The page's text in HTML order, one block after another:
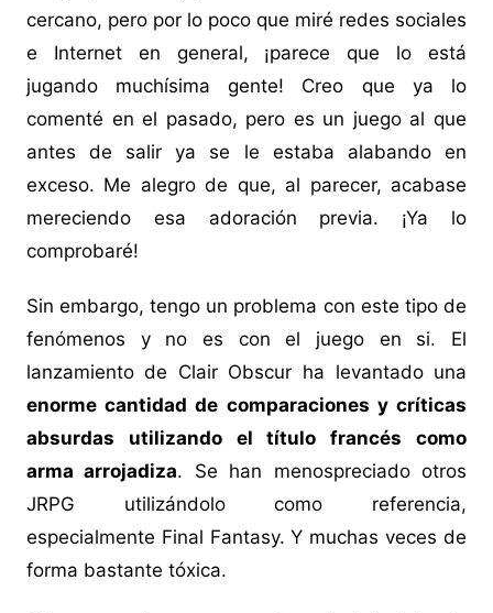
cercano, pero por lo poco que miré redes sociales
e Internet en general, ¡parece que lo está
jugando muchísima gente! Creo que ya lo
comenté en el pasado, pero es un juego al que
antes de salir ya se le estaba alabando en
exceso. Me alegro de que, al parecer, acabase
mereciendo esa adoración previa. ¡Ya lo
comprobaré!
Sin embargo, tengo un problema con este tipo de
fenómenos y no es con el juego en si. El
lanzamiento de Clair Obscur ha levantado una
enorme cantidad de comparaciones y críticas
absurdas utilizando el título francés como
arma arrojadiza. Se han menospreciado otros
JRPG utilizándolo como referencia,
especialmente Final Fantasy. Y muchas veces de
forma bastante tóxica.